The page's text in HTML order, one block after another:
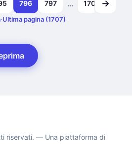
796 797 … 1706 →
·Ultima pagina (1707)
riservati. — Una piattaforma di